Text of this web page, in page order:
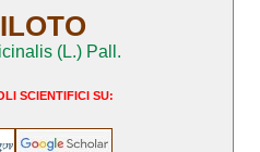
(L.) Pall.
SCIENTIFICI SU: